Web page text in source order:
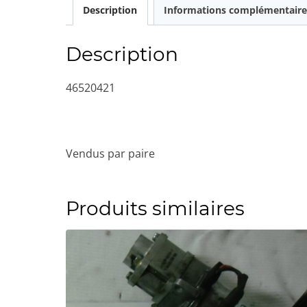
Description Informations
Description
46520421
Vendus par paire
Produits similaires